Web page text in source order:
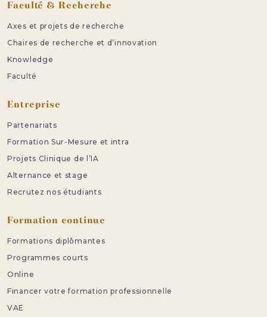
Faculté & Recherche
Axes et projets de recherche
Chaires de recherche et d’innovation
Knowledge
Faculté
Entreprise
Partenariats
Formation Sur-Mesure et intra
Projets Clinique de l’IA
Alternance et stage
Recrutez nos étudiants
Formation continue
Formations diplômantes
Programmes courts
Online
Financer votre formation professionnelle
VAE